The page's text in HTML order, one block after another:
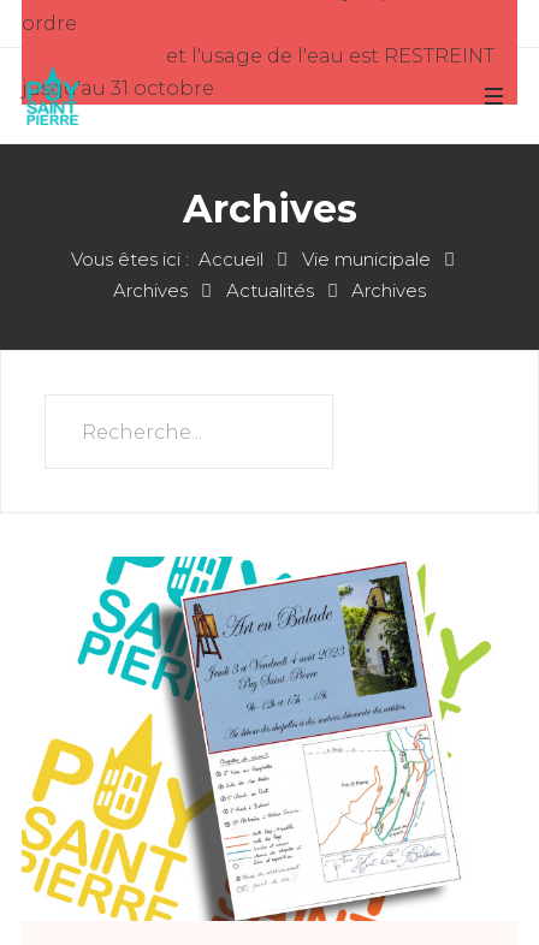
ordre
et l'usage de l'eau est RESTREINT
jusqu'au 31 octobre
Archives
Vous êtes ici : Accueil
Vie municipale
Archives
Actualités Archives